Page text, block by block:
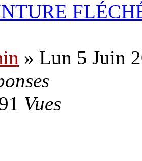
» Lun 5 Juin
Vues